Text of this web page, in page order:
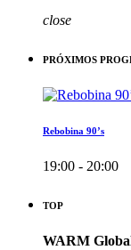
close
PRÓXIMOS
Rebobina 90’s
19:00 - 20:00
TOP
WARM